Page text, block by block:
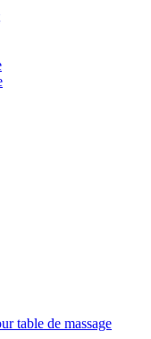
table de massage